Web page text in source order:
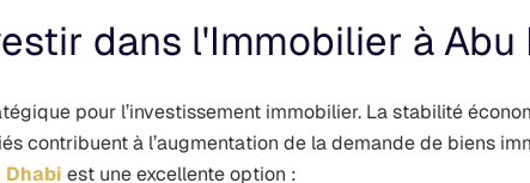
dans l'Immobilier à Abu
pour l’investissement immobilier. La stabilité
contribuent à l’augmentation de la demande de biens
Dhabi est une excellente option :